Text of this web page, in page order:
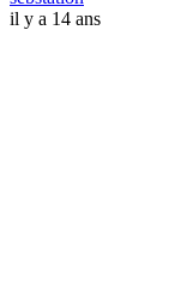
il y a 14 ans